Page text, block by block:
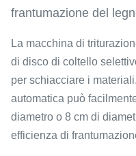
frantumazione del
La macchina di
di disco di coltello
per schiacciare i
automatica può
diametro o 8 cm di
efficienza di